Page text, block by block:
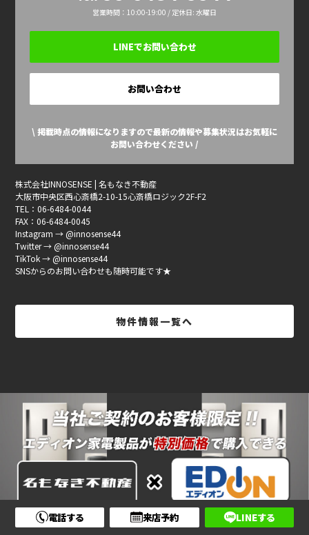
営業時間：10:00-19:00 / 定休日: 水曜日
LINEでお問い合わせ
お問い合わせ
\ 掲載時点の情報になりますので最新の情報や募集状況はお気軽に
お問い合わせください /
株式会社INNOSENSE | 名もなき不動産
大阪市中央区西心斎橋2-10-15心斎橋ロジック2F-F2
TEL：06-6484-0044
FAX：06-6484-0045
Instagram → @innosense44
Twitter → @innosense44
TikTok → @innosense44
SNSからのお問い合わせも随時可能です★
物件情報一覧へ
電話する 来店予約 LINEする